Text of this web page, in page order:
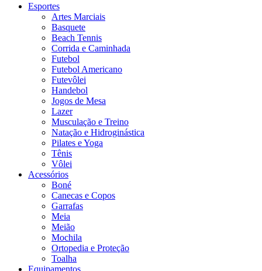
Esportes
Artes Marciais
Basquete
Beach Tennis
Corrida e Caminhada
Futebol
Futebol Americano
Futevôlei
Handebol
Jogos de Mesa
Lazer
Musculação e Treino
Natação e Hidroginástica
Pilates e Yoga
Tênis
Vôlei
Acessórios
Boné
Canecas e Copos
Garrafas
Meia
Meião
Mochila
Ortopedia e Proteção
Toalha
Equipamentos